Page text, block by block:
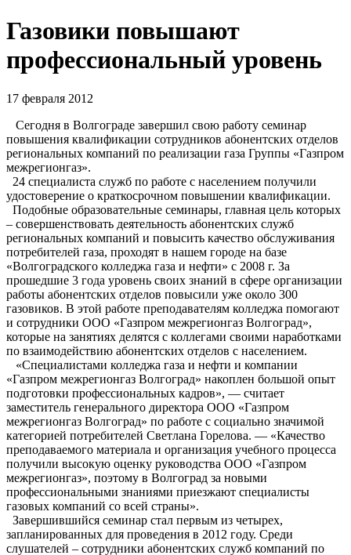
Газовики повышают
профессиональный уровень
17 февраля 2012
Сегодня в Волгограде завершил свою работу семинар
повышения квалификации сотрудников абонентских отделов
региональных компаний по реализации газа Группы «Газпром
межрегионгаз».
24 специалиста служб по работе с населением получили
удостоверение о краткосрочном повышении квалификации.
Подобные образовательные семинары, главная цель которых
– совершенствовать деятельность абонентских служб
региональных компаний и повысить качество обслуживания
потребителей газа, проходят в нашем городе на базе
«Волгоградского колледжа газа и нефти» с 2008 г. За
прошедшие 3 года уровень своих знаний в сфере организации
работы абонентских отделов повысили уже около 300
газовиков. В этой работе преподавателям колледжа помогают
и сотрудники ООО «Газпром межрегионгаз Волгоград»,
которые на занятиях делятся с коллегами своими наработками
по взаимодействию абонентских отделов с населением.
«Специалистами колледжа газа и нефти и компании
«Газпром межрегионгаз Волгоград» накоплен большой опыт
подготовки профессиональных кадров», — считает
заместитель генерального директора ООО «Газпром
межрегионгаз Волгоград» по работе с социально значимой
категорией потребителей Светлана Горелова. — «Качество
преподаваемого материала и организация учебного процесса
получили высокую оценку руководства ООО «Газпром
межрегионгаз», поэтому в Волгоград за новыми
профессиональными знаниями приезжают специалисты
газовых компаний со всей страны».
Завершившийся семинар стал первым из четырех,
запланированных для проведения в 2012 году. Среди
слушателей – сотрудники абонентских служб компаний по